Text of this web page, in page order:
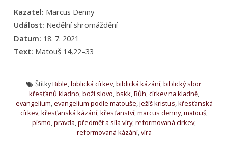
Kazatel: Marcus Denny
Událost: Nedělní shromáždění
Datum: 18. 7. 2021
Text: Matouš 14,22–33
ŠtítkyBible,biblická církev,biblická kázání,biblický sbor
křesťanů kladno,boží slovo,bskk,Bůh,církev na kladně,
evangelium,evangelium podle matouše,ježíš kristus,křesťanská
církev,křesťanská kázání,křesťanství,marcus denny,matouš,
písmo,pravda,předmět a síla víry,reformovaná církev,
reformovaná kázání,víra